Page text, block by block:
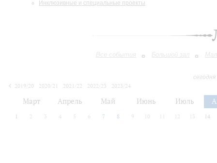
Инклюзивные и специальные проекты
Все события Большой зал
2019/20
2020/21 2021/22 2022/23
2023/24
Март Апрель Май Июнь Июль
1 2 3 4 5 6 7 8 9 10 12 13 14